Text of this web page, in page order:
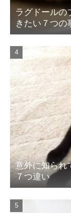
ラグドールの
きたい７つの
意外に知られ
７つ違い